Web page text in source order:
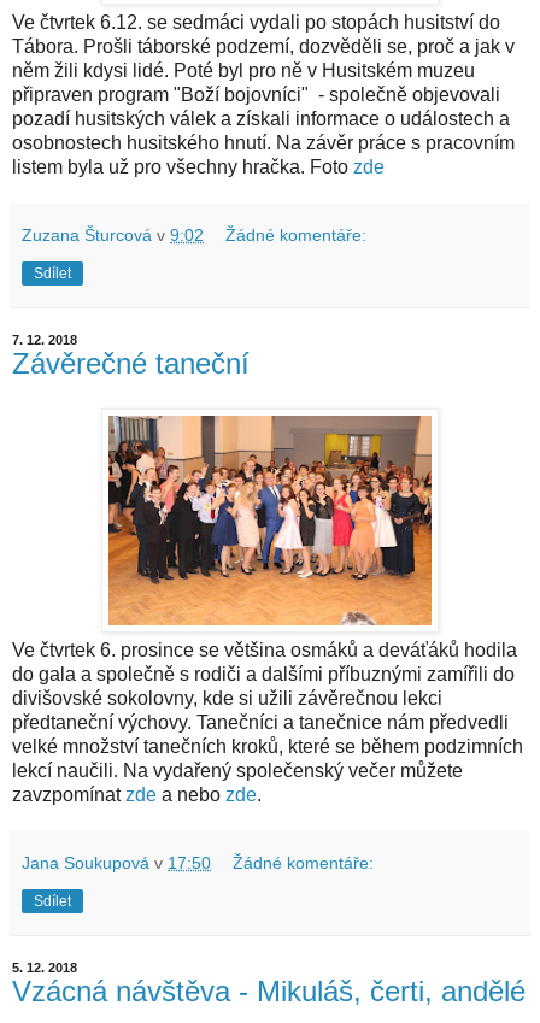
Ve čtvrtek 6.12. se sedmáci vydali po stopách husitství do
Tábora. Prošli táborské podzemí, dozvěděli se, proč a jak v
něm žili kdysi lidé. Poté byl pro ně v Husitském muzeu
připraven program "Boží bojovníci" - společně objevovali
pozadí husitských válek a získali informace o událostech a
osobnostech husitského hnutí. Na závěr práce s pracovním
listem byla už pro všechny hračka. Foto zde
Zuzana Šturcová v 9:02 Žádné komentáře:
Sdílet
7. 12. 2018
Závěrečné taneční
Ve čtvrtek 6. prosince se většina osmáků a deváťáků hodila
do gala a společně s rodiči a dalšími příbuznými zamířili do
divišovské sokolovny, kde si užili závěrečnou lekci
předtaneční výchovy. Tanečníci a tanečnice nám předvedli
velké množství tanečních kroků, které se během podzimních
lekcí naučili. Na vydařený společenský večer můžete
zavzpomínatzde a nebo zde.
Jana Soukupová v 17:50 Žádné komentáře:
Sdílet
5. 12. 2018
Vzácná návštěva - Mikuláš, čerti, andělé